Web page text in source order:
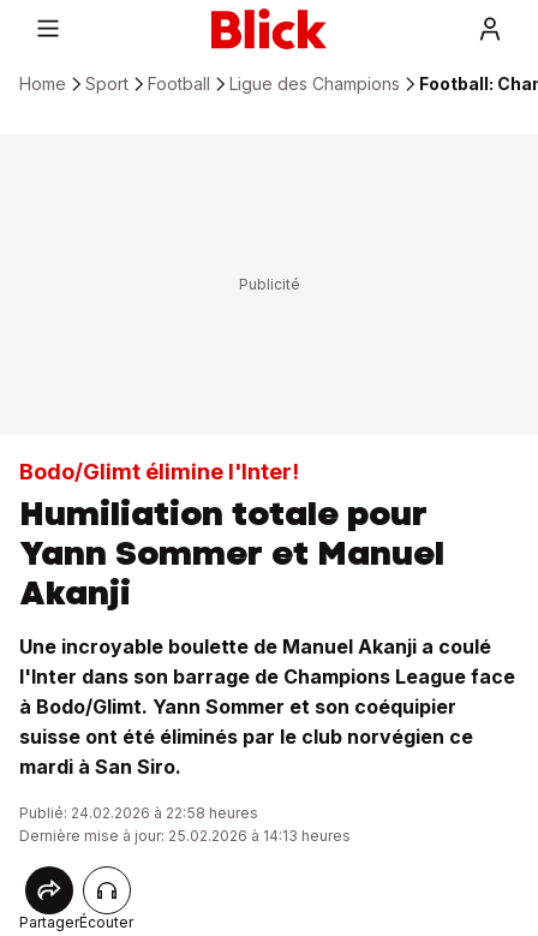
Home Sport Football Ligue des Champions Football:
Bodo/Glimt élimine l'Inter!
Humiliation totale pour
Yann Sommer et Manuel
Akanji
Une incroyable boulette de Manuel Akanji a coulé
l'Inter dans son barrage de Champions League face
à Bodo/Glimt. Yann Sommer et son coéquipier
suisse ont été éliminés par le club norvégien ce
mardi à San Siro.
Publié: 24.02.2026 à 22:58 heures
Dernière mise à jour: 25.02.2026 à 14:13 heures
PartagerÉcouter